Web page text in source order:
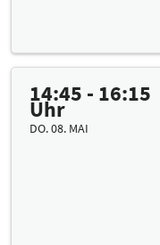
14:45 - 16:15
Uhr
DO. 08. MAI